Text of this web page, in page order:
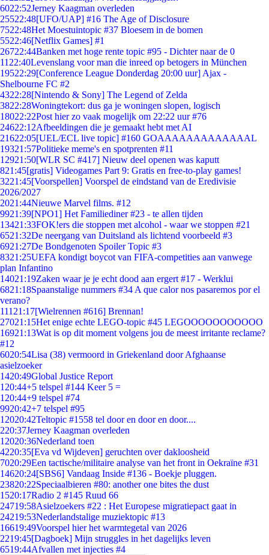
6022:52Jerney Kaagman overleden
25522:48[UFO/UAP] #16 The Age of Disclosure
7522:48Het Moestuintopic #37 Bloesem in de bomen
5522:46[Netflix Games] #1
26722:44Banken met hoge rente topic #95 - Dichter naar de 0
11 22:40Levenslang voor man die inreed op betogers in München
19522:29[Conference League Donderdag 20:00 uur] Ajax -
Shelbourne FC #2
4322:28[Nintendo & Sony] The Legend of Zelda
3822:28Woningtekort: dus ga je woningen slopen, logisch
18022:22Post hier zo vaak mogelijk om 22:22 uur #76
24622:12Afbeeldingen die je gemaakt hebt met AI
21622:05[UEL/ECL live topic] #160 GOAAAAAAAAAAAAAL
19321:57Politieke meme's en spotprenten #11
12921:50[WLR SC #417] Nieuw deel openen was kaputt
821:45[gratis] Videogames Part 9: Gratis en free-to-play games!
3221:45[Voorspellen] Voorspel de eindstand van de Eredivisie
2026/2027
2021:44Nieuwe Marvel films. #12
9921:39[NPO1] Het Familiediner #23 - te allen tijden
13421:33FOK!ers die stoppen met alcohol - waar we stoppen #21
6521:32De neergang van Duitsland als lichtend voorbeeld #3
6921:27De Bondgenoten Spoiler Topic #3
8321:25UEFA kondigt boycot van FIFA-competities aan vanwege
plan Infantino
14021:19Zaken waar je je echt dood aan ergert #17 - Werklui
6821:18Spaanstalige nummers #34 A que calor nos pasaremos por el
verano?
111 21:17[Wielrennen #616] Brennan!
27021:15Het enige echte LEGO-topic #45 LEGOOOOOOOOOOO
16921:13Wat is op dit moment volgens jou de meest irritante reclame?
#12
6020:54Lisa (38) vermoord in Griekenland door Afghaanse
asielzoeker
1420:49Global Justice Report
1 20:44+5 telspel #144 Keer 5 =
1 20:44+9 telspel #74
9920:42+7 telspel #95
12020:42Teltopic #1558 tel door en door en door....
220:37Jerney Kaagman overleden
12020:36Nederland toen
4220:35[Eva vd Wijdeven] geruchten over dakloosheid
7020:29Een tactische/militaire analyse van het front in Oekraïne #31
14620:24[SBS6] Vandaag Inside #136 - Boekje pluggen.
23820:22Speciaalbieren #80: another one bites the dust
1520:17Radio 2 #145 Ruud 66
24719:58Asielzoekers #22 : Het Europese migratiepact gaat in
24219:53Nederlandstalige muziektopic #13
16619:49Voorspel hier het warmtegetal van 2026
2219:45[Dagboek] Mijn struggles in het dagelijks leven
6519:44Afvallen met injecties #4